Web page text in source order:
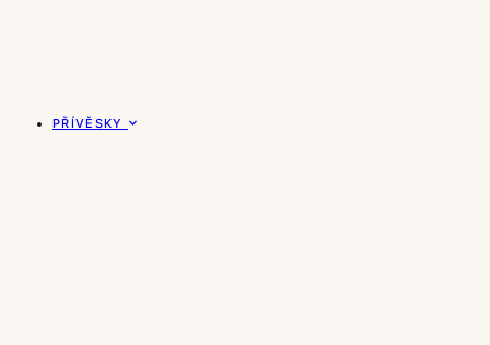
PŘÍVĚSKY